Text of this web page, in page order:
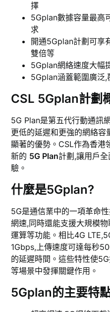
擇
5Gplan數據容量最高
求
開通5Gplan計劃可享
雙倍等
5Gplan網絡速度大幅
5Gplan涵蓋範圍廣泛,
CSL 5Gplan計劃
5G Plan是第五代行動通訊
更低的延遲和更強的網絡容
顯著的優勢。CSL作為香港
新的 5G Plan計劃,讓用戶
驗。
什麼是5Gplan?
5G是通信業中的一項革命
網速,同時還能支援大規模
運算等功能。相比4G
1Gbps,上傳速度可達每秒
的延遲時間。這些特性使
等場景中發揮關鍵作用。
5Gplan的主要特